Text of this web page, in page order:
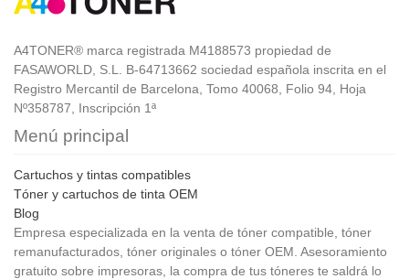
A4TONER® marca registrada M4188573 propiedad de
FASAWORLD, S.L. B-64713662 sociedad española inscrita en el
Registro Mercantil de Barcelona, Tomo 40068, Folio 94, Hoja
Nº358787, Inscripción 1ª
Menú principal
Cartuchos y tintas compatibles
Tóner y cartuchos de tinta OEM
Blog
Empresa especializada en la venta de tóner compatible, tóner
remanufacturados, tóner originales o tóner OEM. Asesoramiento
gratuito sobre impresoras, la compra de tus tóneres te saldrá lo